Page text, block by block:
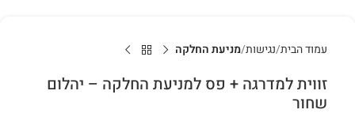
עמוד הבית נגישות מניעת החלקה
זווית למדרגה + פס למניעת החלקה – יהלום
שחור